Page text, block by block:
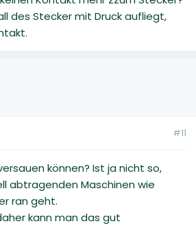
des Stecker mit Druck aufliegt,
#11
können? Ist ja nicht so,
abtragenden Maschinen wie
ran geht.
kann man das gut